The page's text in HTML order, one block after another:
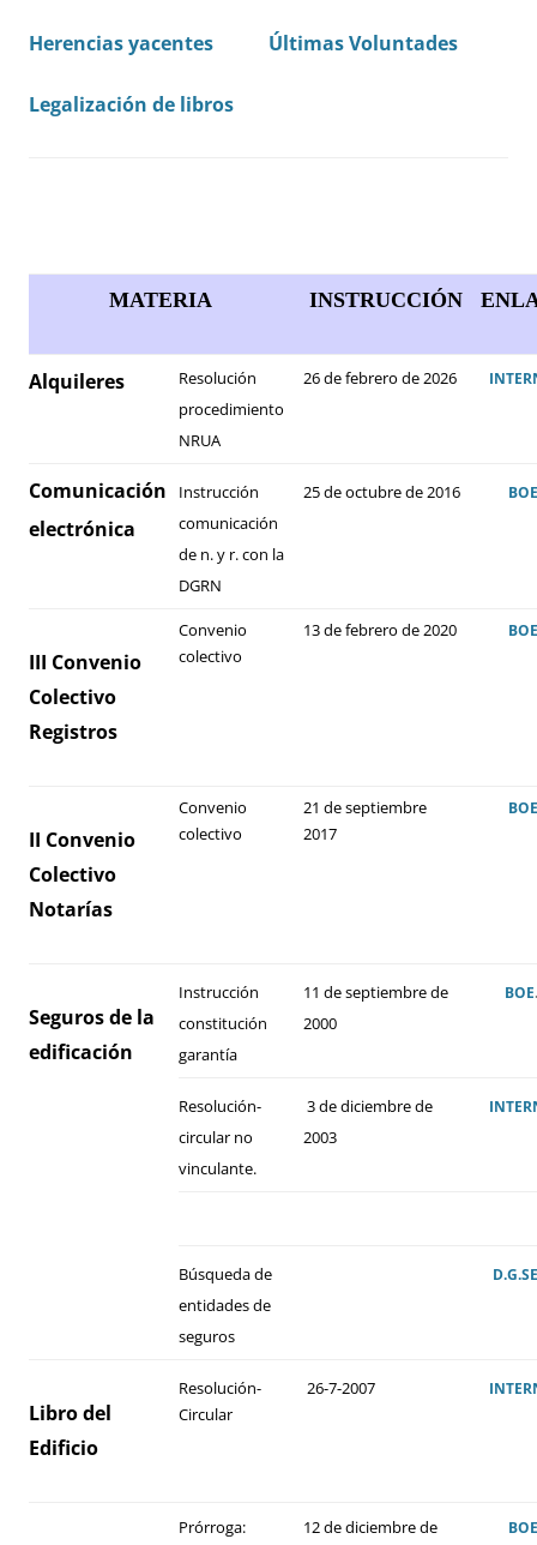
Herencias yacentes
Legalización de libros
Últimas Voluntades
MATERIA INSTRUCCIÓN
Alquileres
Resolución
procedimiento
NRUA
26 de febrero de 2026
Comunicación
electrónica
Instrucción
comunicación
de n. y r. con la
DGRN
25 de octubre de 2016 BOE
III Convenio
Colectivo
Registros
Convenio
colectivo
13de febrero de 2020 BOE
II Convenio
Colectivo
Notarías
Convenio
colectivo
21 de septiembre
2017
BOE
Seguros de la
edificación
Instrucción
constitución
garantía
11 de septiembre de
2000
BOE
Resolución-
circular no
vinculante.
3 de diciembre de
2003
Búsqueda de
entidades de
seguros
Libro del
Edificio
Resolución-
Circular
26-7-2007
Prórroga:
12 de diciembre de
BOE